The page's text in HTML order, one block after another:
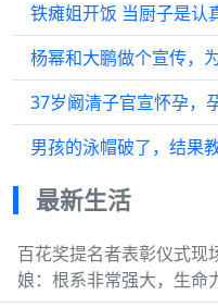
铁瘫姐开饭 当厨子是认
男孩的泳帽破了，结果
最新生活
百花奖提名者表彰仪式现
娘：根系非常强大，生命